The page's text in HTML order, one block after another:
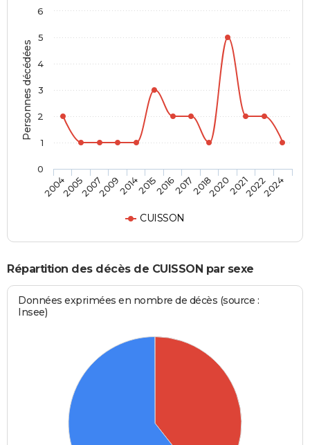
Personnes décédées
CUISSON
2004200520072009201420152016201720182020202120222024
0
1
2
3
4
5
6
Répartition des décès de CUISSON par sexe
Données exprimées en nombre de décès (source :
Insee)